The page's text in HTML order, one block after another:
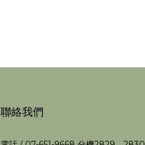
聯絡我們